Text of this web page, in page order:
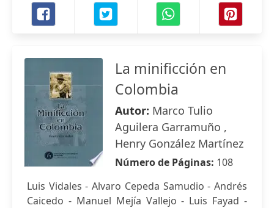
La minificción en
Colombia
Autor: Marco Tulio
Aguilera Garramuño ,
Henry González Martínez
Número de Páginas: 108
Luis Vidales - Alvaro Cepeda Samudio - Andrés
Caicedo - Manuel Mejía Vallejo - Luis Fayad -